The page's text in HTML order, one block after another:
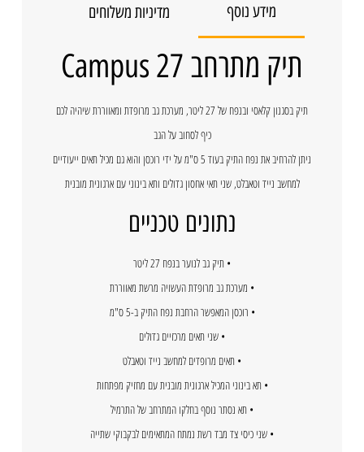
מידע נוסף מדיניות משלוחים
תיק מתרחב Campus 27
תיק בסגנון קלאסי ובנפח של 27 ליטר, מערכת גב מרופדת ומאווררת שיהיה לכם
כיף לסחוב על הגב
ניתן להרחיב את נפח התיק בעוד 5 ס"מ על ידי רוכסן והוא גם מכיל תאים ייעודיים
למחשב נייד וטאבלט, שני תאי אחסון גדולים ותא בינוני עם ארגונית מובנית
נתונים טכניים
• תיק גב לנוער בנפח 27 ליטר
• מערכת גב מרופדת העשויה מרשת מאווררת
• רוכסן המאפשר הרחבת נפח התיק ב-5 ס"מ
• שני תאים מרכזיים גדולים
• תאים מרופדים למחשב נייד וטאבלט
• תא בינוני המכיל ארגונית מובנית עם מחזיק מפתחות
• תא נסתר נוסף בחלקו המתרחב של התרמיל
• שני כיסי צד מבד רשת נמתח המתאימים לבקבוקי שתייה